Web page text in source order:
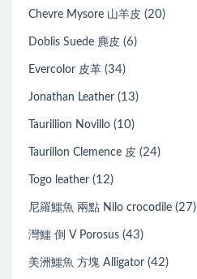
Chevre Mysore 山羊皮 (20)
Doblis Suede 麂皮 (6)
Evercolor 皮革 (34)
Jonathan Leather (13)
Taurillion Novillo (10)
Taurillon Clemence 皮 (24)
Togo leather (12)
尼羅鱷魚 兩點 Nilo crocodile (27)
灣鱷 倒 V Porosus (43)
美洲鱷魚 方塊 Alligator (42)